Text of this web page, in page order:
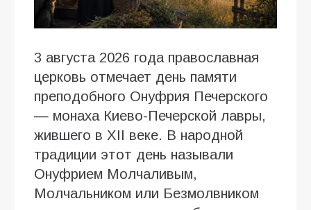
3 августа 2026 года православная
церковь отмечает день памяти
преподобного Онуфрия Печерского
— монаха Киево-Печерской лавры,
жившего в XII веке. В народной
традиции этот день называли
Онуфрием Молчаливым,
Молчальником или Безмолвником